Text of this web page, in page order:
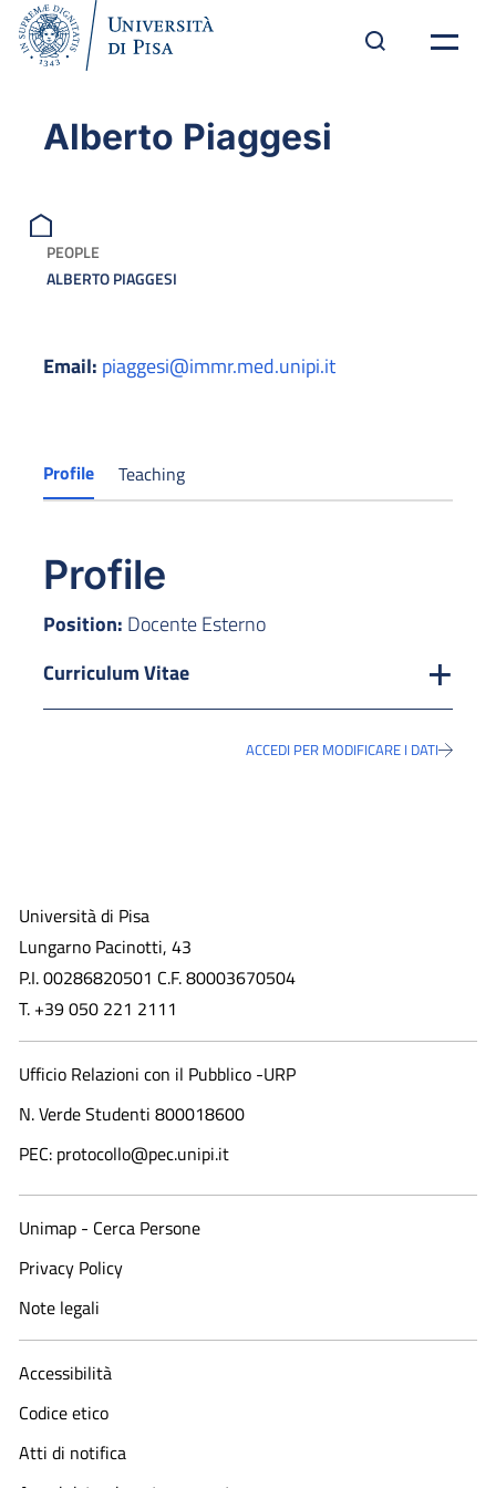
Alberto Piaggesi
PEOPLE
ALBERTO PIAGGESI
Email: piaggesi@immr.med.unipi.it
Profile Teaching
Profile
Position: Docente Esterno
Curriculum Vitae
ACCEDI PER MODIFICARE I DATI
Università di Pisa
Lungarno Pacinotti, 43
P.I. 00286820501 C.F. 80003670504
T. +39 050 221 2111
Ufficio Relazioni con il Pubblico -URP
N. Verde Studenti 800018600​
PEC: protocollo@pec.unipi.it
Unimap - Cerca Persone
Privacy Policy
Note legali
Accessibilità
Codice etico
Atti di notifica